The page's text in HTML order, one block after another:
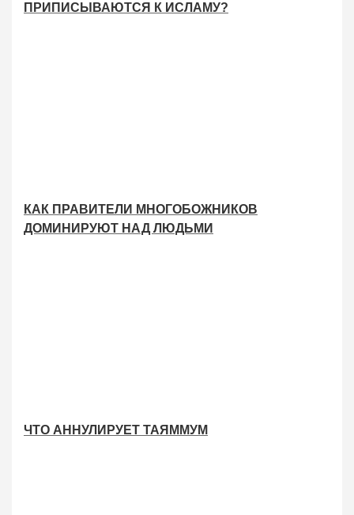
ПРИПИСЫВАЮТСЯ К ИСЛАМУ?
КАК ПРАВИТЕЛИ МНОГОБОЖНИКОВ
ДОМИНИРУЮТ НАД ЛЮДЬМИ
ЧТО АННУЛИРУЕТ ТАЯММУМ